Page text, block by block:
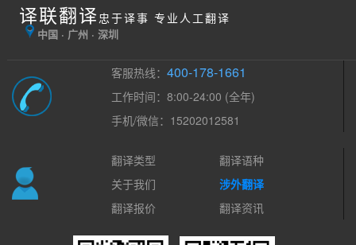
译联翻译 忠于译事 专业人工翻译
中国 · 广州 · 深圳
客服热线：400-178-1661
工作时间：8:00-24:00 (全年)
手机/微信：15202012581
翻译类型
翻译语种
关于我们
涉外翻译
翻译报价
翻译资讯